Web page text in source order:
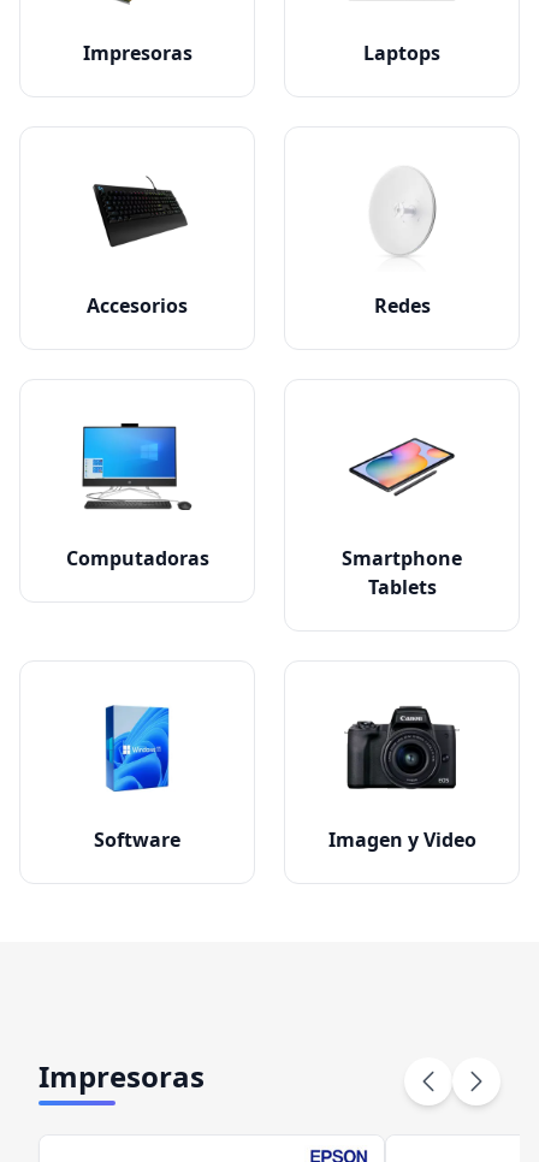
Impresoras Laptops
Accesorios Redes
Computadoras
Smartphone
Tablets
Software Imagen y Video
Impresoras